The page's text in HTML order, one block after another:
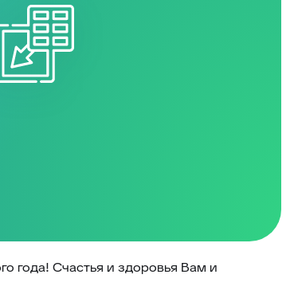
года! Счастья и здоровья Вам и